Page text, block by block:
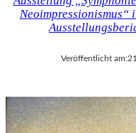
Veröffentlicht am: